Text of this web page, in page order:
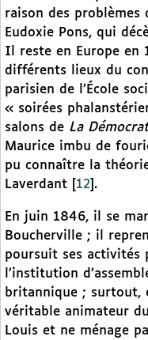
raison des problèmes
Eudoxie Pons, qui
Il reste en Europe en
différents lieux du
parisien de l’École
« soirées
salons de La
Maurice imbu de
pu connaître la
Laverdant
12 .
En juin 1846, il se
Boucherville ; il
poursuit ses activités
l’institution
britannique ; surtout,
véritable animateur
Louis et ne ménage